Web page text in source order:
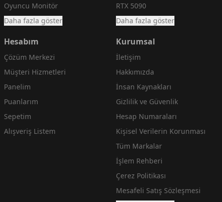
Oyuncu Monitör
Daha fazla göster
RTX 5090
Daha fazla göster
Hesabım
Çözüm Merkezi
Müşteri Hizmetleri
Panelim
Puanlarım
Sepetim
Alışveriş Listem
Kurumsal
İletişim
Hakkımızda
İnsan Kaynakları
Gizlilik ve Güvenlik
Hesap Numaraları
Kişisel Verilerin Korunması
Tüm Markalar
İşlem Rehberi
Çerez Politikası
Mesafeli Satış Sözleşmesi